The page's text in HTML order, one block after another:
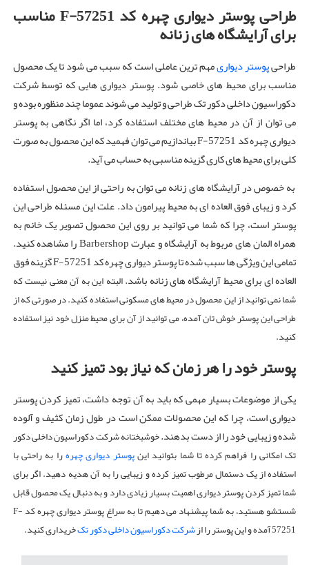
طراحی پوستر دیواری چهره کد F-57251مناسب
برای آرایشگاه های زنانه
طراحیپوستر دیواریمهم ترین عاملی است که سبب می شود تا یک محصول
مناسب برای محیط های خاصی شود. پوستر دیواری هایی که توسط شرکت
دکوراسیون داخلی دکور تک طراحی و تولید می شوند عموما چند منظوره بوده و
می توان از آن در محیط های مختلف استفاده کرد، اما اگر نگاهی به پوستر
دیواری چهره کد F-57251 بیاندازیم می توان فهمید که این محصول به صورت
کلی برای محیط های کاری گزینه مناسبی به حساب می آید.
به خصوص در آرایشگاه های زنانه می توان به راحتی از این محصول استفاده
کرد و زیبای فوق العاده ای به محیط پیرامون داد. علت این مسئله طراحی این
پوستر است، چرا که شما می توانید بر روی این محصول تصویر یک خانم به
همراه المان های مربوط به آرایشگاه و عبارت Barbershop را مشاهده کنید.
تمامی این ویژگی ها سبب شده تا پوستر دیواری چهره کد F-57251 گزینه فوق
العاده ای برای محیط آرایشگاه های زنانه باشد.البته این به آن معنی نیست که
شما نمی توانید از این محصول در محیط های مسکونی استفاده کنید. در صورتی که از
طراحی این پوستر خوش تان آمده، می توانید از آن برای محیط منزل خود نیز استفاده
کنید.
پوستر خود را هر زمان که نیاز بود تمیز کنید
یکی از موضوعات بسیار مهمی که باید به آن توجه داشت، تمیز کردن پوستر
دیواری است، چرا که این محصولات ممکن است در طول زمان کثیف و آلوده
شده و زیبایی خود را از دست بدهند.خوشبختانه شرکت دکوراسیون داخلی دکور
تک امکانی را فراهم کرده تا شما بتوانید اینپوستر دیواری چهرهرا به راحتی با
استفاده از یک دستمال مرطوب تمیز کرده و زیبایی را به آن هدیه دهید.اگر برای
شما تمیز کردن پوستر دیواری اهمیت بسیار زیادی دارد و به دنبال یک محصول قابل
شستشو هستید، به شما پیشنهاد می دهیم تا به سراغ پوستر دیواری چهره کد F-
57251 آمده و این پوستر را از
شرکت دکوراسیون داخلی دکور تکخریداری کنید.